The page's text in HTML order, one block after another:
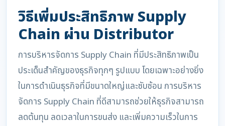
วิธีเพิ่มประสิทธิภาพ Supply
Chain ผ่าน Distributor
การบริหารจัดการ Supply Chain ที่มีประสิทธิภาพเป็น
ประเด็นสำคัญของธุรกิจทุกๆ รูปแบบ โดยเฉพาะอย่างยิ่ง
ในการดำเนินธุรกิจที่มีขนาดใหญ่และซับซ้อน การบริหาร
จัดการ Supply Chain ที่ดีสามารถช่วยให้ธุรกิจสามารถ
ลดต้นทุน ลดเวลาในการขนส่ง และเพิ่มความเร็วในการ